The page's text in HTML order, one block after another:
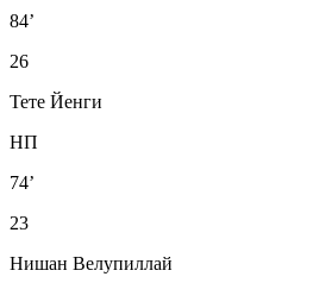
84’
26
Тете Йенги
НП
74’
23
Нишан Велупиллай